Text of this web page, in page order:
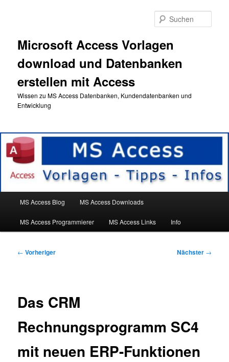
Microsoft Access Vorlagen
download und Datenbanken
erstellen mit Access
Wissen zu MS Access Datenbanken, Kundendatenbanken und
Entwicklung
MS Access Blog MS Access Downloads
MS Access Programmierer MS Access Links Info
Beitragsnavigation
← Vorheriger Nächster →
Das CRM
Rechnungsprogramm SC4
mit neuen ERP-Funktionen